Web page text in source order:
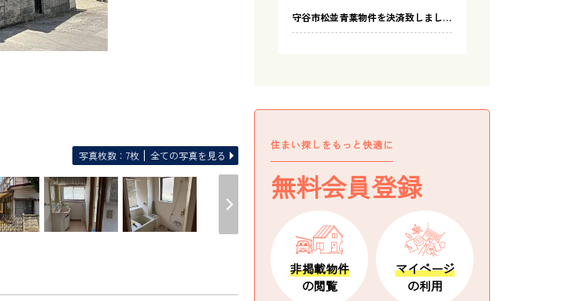
写真枚数：7枚 全ての写真を見る
住まい探しをもっと快適に
無料会員登録
非掲載物件
の閲覧
マイページ
の利用